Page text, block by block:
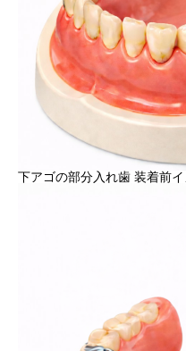
下アゴの部分入れ歯 装着前